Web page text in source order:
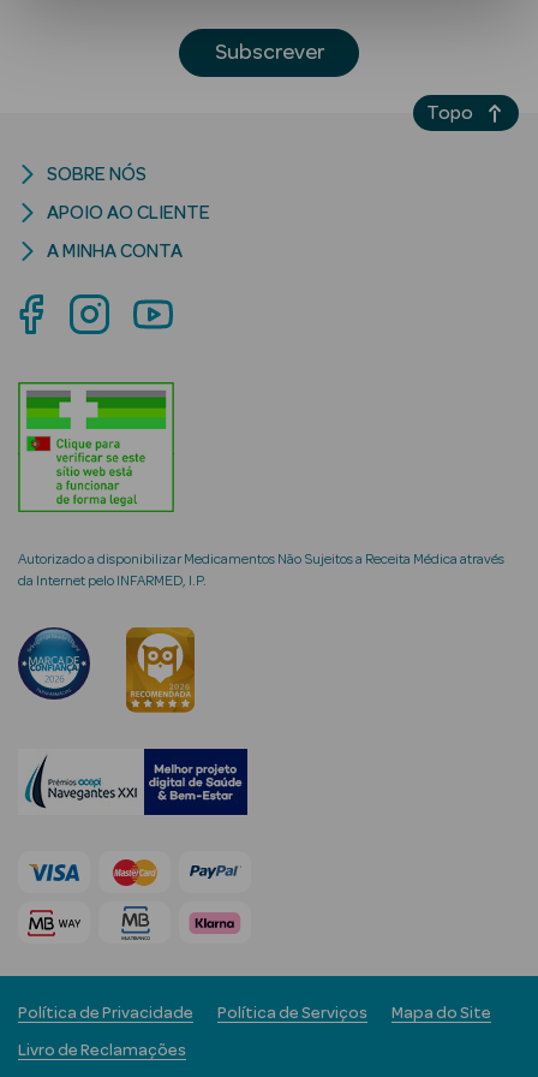
Ver Tudo
Solares
Corpo
Lábios
Solares Bebé e
Criança
Rosto e
Ver Tudo
Cosmética
Hidratantes
Séruns Faciais
Creme de Olhos
Anti-
envelhecimento
Subscrever
Autorizado a disponibilizar Medicamentos Não Sujeitos a Receita Médica através
da Internet pelo INFARMED, I.P.
SOBRE NÓS
APOIO AO CLIENTE
A MINHA CONTA
Política de Privacidade Política de Serviços Mapa do Site
Livro de Reclamações
Topo